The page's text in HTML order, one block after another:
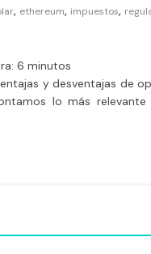
, ethereum, impuestos,
6 minutos
y desventajas de
lo más